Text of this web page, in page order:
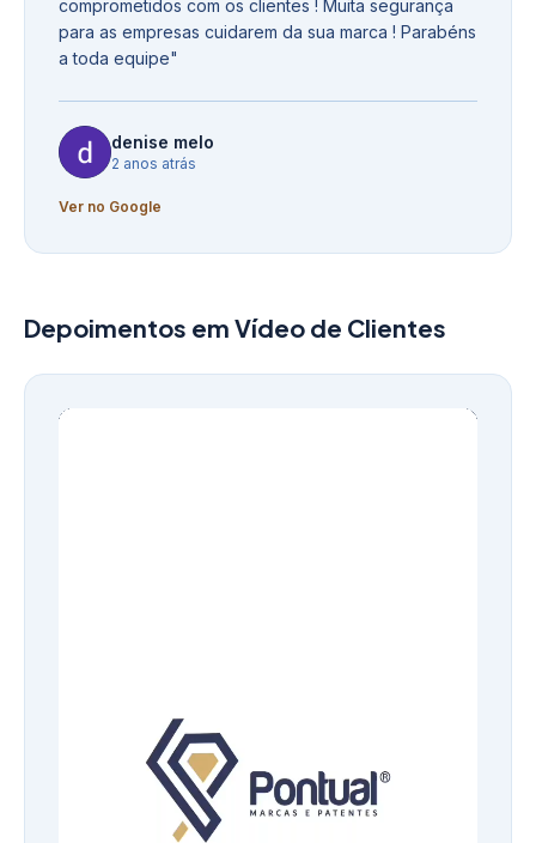
comprometidos com os clientes ! Muita segurança
para as empresas cuidarem da sua marca ! Parabéns
a toda equipe"
denise melo
2 anos atrás
Ver no Google
Depoimentos em Vídeo de Clientes